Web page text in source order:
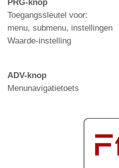
PRG-knop
Toegangssleutel voor:
menu, submenu, instellingen
Waarde-instelling
ADV-knop
Menunavigatietoets